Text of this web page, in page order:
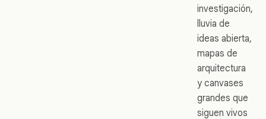
investigación,
lluvia de
ideas abierta,
mapas de
arquitectura
y canvases
grandes que
siguen vivos